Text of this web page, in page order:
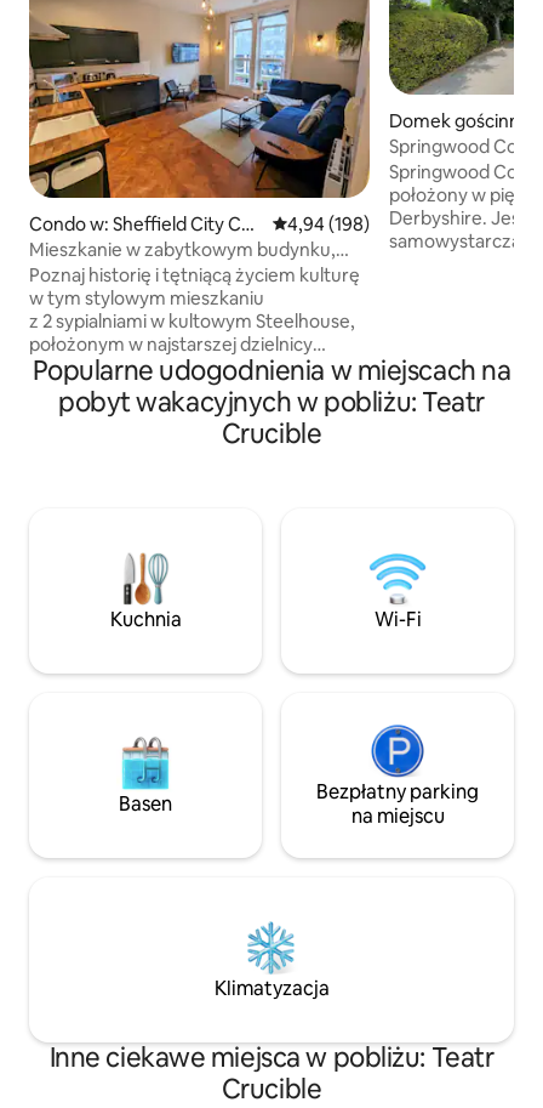
Condo w: Sheffield City Cen
tre
Średnia ocena: 4,94 na 5, liczba
4,94 (198)
Mieszkanie w zabytkowym budynku,
Castlegate, centrum miasta
Poznaj historię i tętniącą życiem kulturę
w tym stylowym mieszkaniu
z 2 sypialniami w kultowym Steelhouse,
położonym w najstarszej dzielnicy
Sheffield, Castlegate. Centralna
lokalizacja mieszkania oznacza, że jesteś
w odległości krótkiego spaceru od
różnorodnych restauracji, barów i
nasze mieszkanie było idealną bazą
wypadową do odkrywania wszystkiego,
co Sheffield ma do zaoferowania.
Domek gościnny
hire
Springwood
Springwood
położony w
Derbyshire. Jest
o dobrym
przyjmiemy 2
niż 2, poproś o
Popularne udogodnienia w miejscach na
pobyt wakacyjnych w pobliżu: Teatr
Crucible
Kuchnia Wi-Fi
Basen
Bezpłatny parking
na miejscu
Klimatyzacja
Inne ciekawe miejsca w pobliżu: Teatr
Crucible